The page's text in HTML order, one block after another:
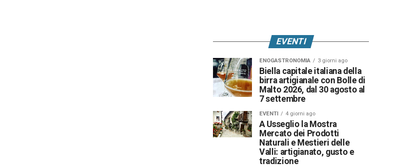
EVENTI
ENOGASTRONOMIA 3 giorni ago
Biella capitale italiana della
birra artigianale con Bolle di
Malto 2026, dal 30 agosto al
7 settembre
EVENTI 4 giorni ago
A Usseglio la Mostra
Mercato dei Prodotti
Naturali e Mestieri delle
Valli: artigianato, gusto e
tradizione